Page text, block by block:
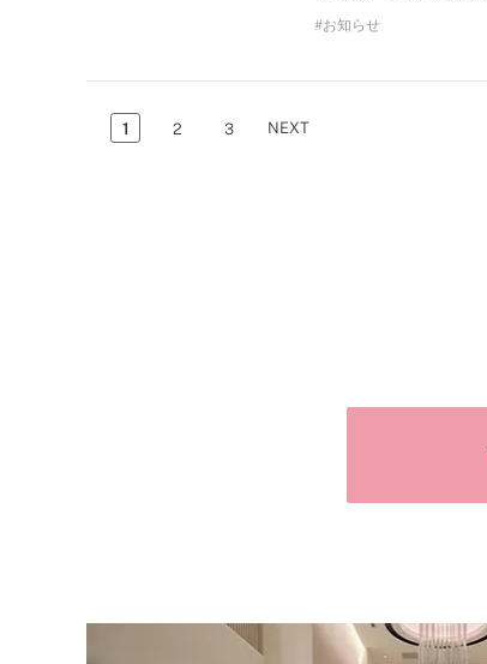
お知らせ
1 2 3 NEXT